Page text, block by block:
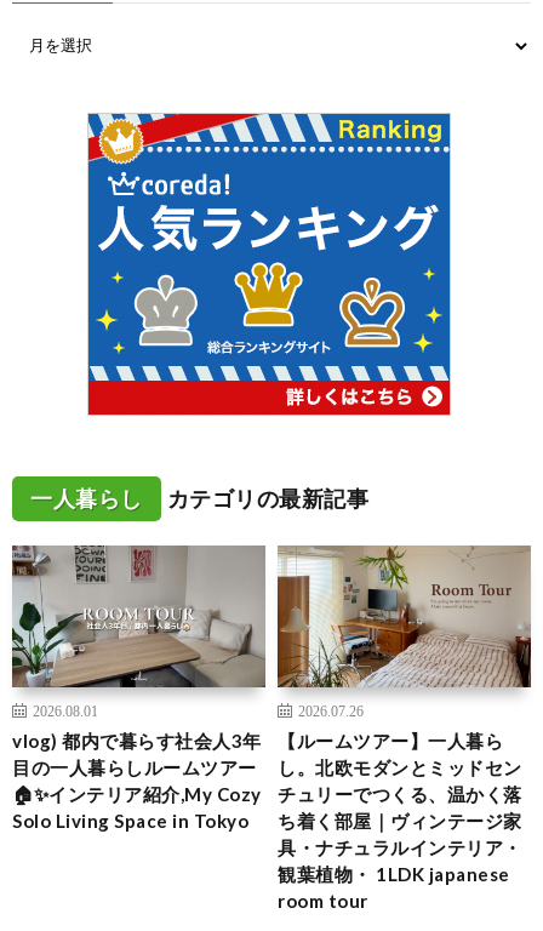
一人暮らし カテゴリの最新記事
2026.08.01
vlog) 都内で暮らす社会人3年
目の一人暮らしルームツアー
🏠✨インテリア紹介,My Cozy
Solo Living Space in Tokyo
2026.07.26
【ルームツアー】一人暮ら
し。北欧モダンとミッドセン
チュリーでつくる、温かく落
ち着く部屋｜ヴィンテージ家
具・ナチュラルインテリア・
観葉植物・ 1LDK japanese
room tour